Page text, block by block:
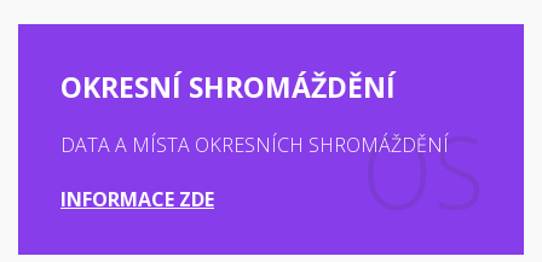
OKRESNÍ SHROMÁŽDĚNÍ
DATA A MÍSTA OKRESNÍCH SHROMÁŽDĚNÍ
INFORMACE ZDE